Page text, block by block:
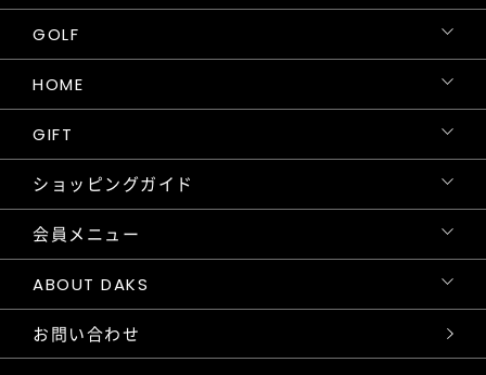
GOLF
HOME
GIFT
ショッピングガイド
会員メニュー
ABOUT DAKS
お問い合わせ